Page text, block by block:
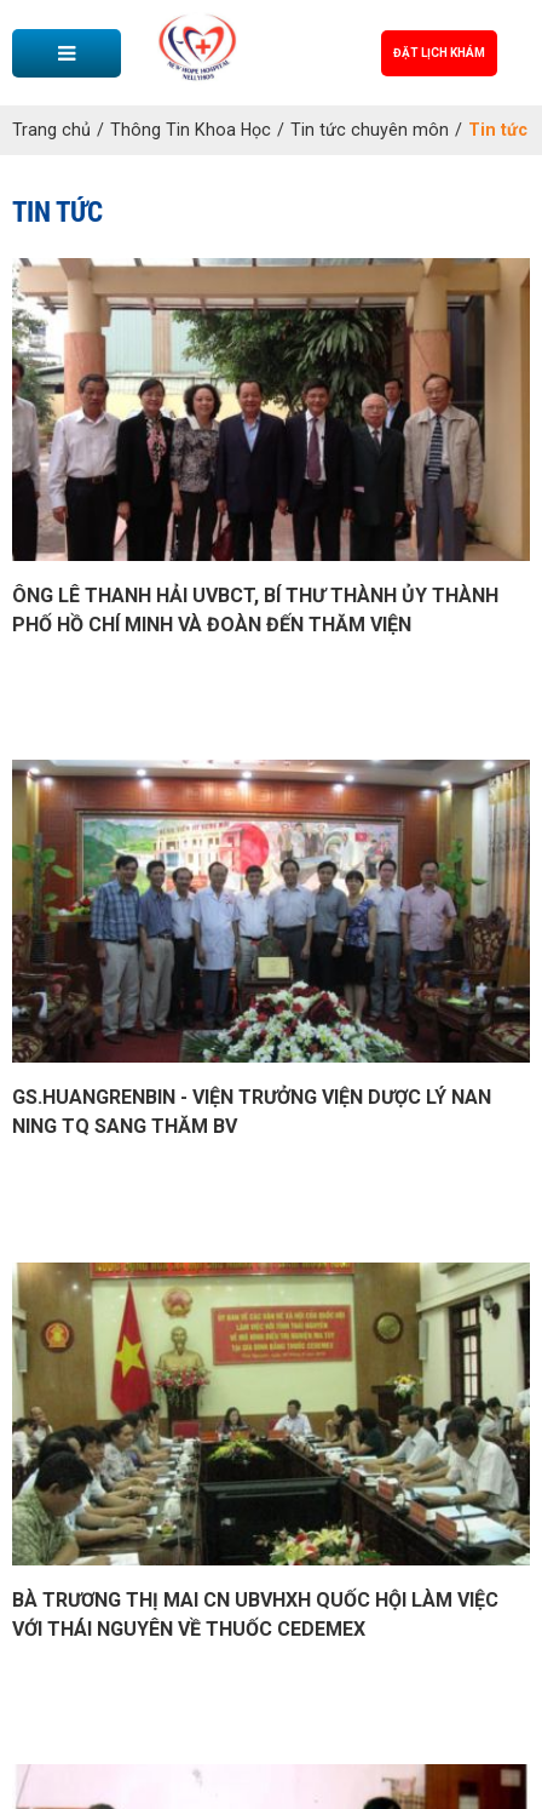
ĐẶT LỊCH KHÁM
Trang chủ / Thông Tin Khoa Học / Tin tức chuyên môn / Tin tức
TIN TỨC
ÔNG LÊ THANH HẢI UVBCT, BÍ THƯ THÀNH ỦY THÀNH
PHỐ HỒ CHÍ MINH VÀ ĐOÀN ĐẾN THĂM VIỆN
GS.HUANGRENBIN - VIỆN TRƯỞNG VIỆN DƯỢC LÝ NAN
NING TQ SANG THĂM BV
BÀ TRƯƠNG THỊ MAI CN UBVHXH QUỐC HỘI LÀM VIỆC
VỚI THÁI NGUYÊN VỀ THUỐC CEDEMEX